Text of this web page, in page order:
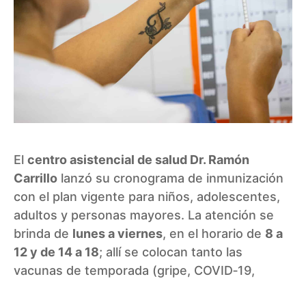
El centro asistencial de salud Dr. Ramón
Carrillo lanzó su cronograma de inmunización
con el plan vigente para niños, adolescentes,
adultos y personas mayores. La atención se
brinda de lunes a viernes, en el horario de 8 a
12 y de 14 a 18; allí se colocan tanto las
vacunas de temporada (gripe, COVID‑19,